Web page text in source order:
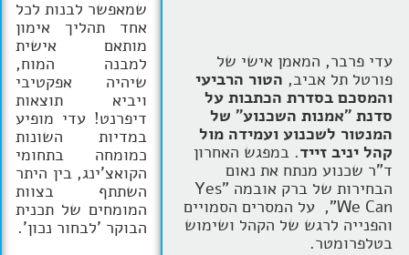
שמאפשר לבנות לכל
אחד תהליך אימון
מותאם אישית
למבנה המוח,
שיהיה אפקטיבי
ויביא תוצאות
דיפרנט! עדי מופיע
במדיות השונות
כמומחה בתחומי
הקואצ'ינג, בין היתר
השתתף בצוות
המומחים של תכנית
הבוקר 'לבחור נכון'.
עדי פרבר, המאמן אישי של
פורטל תל אביב, הטור הרביעי
והמסכם בסדרת הכתבות על
סדנת "אמנות השכנוע" של
המנטור לשכנוע ועמידה מול
קהל יניב זייד. במפגש האחרון
ד"ר שכנוע מנתח את נאום
הבחירות של ברק אובמה "Yes
We Can", על המסרים הסמויים
והפנייה לרגש של הקהל ושימוש
בטלפרומטר.